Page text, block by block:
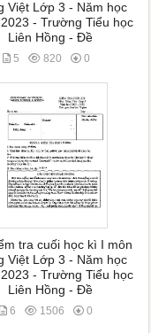
Việt Lớp 3 - Năm học
- Trường Tiểu học
Liên Hồng - Đề
5 820 0
tra cuối học kì I môn
Việt Lớp 3 - Năm học
- Trường Tiểu học
Liên Hồng - Đề
6 1506 0